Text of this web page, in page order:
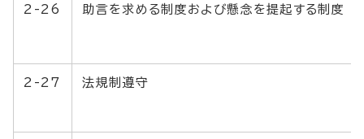
2-26 助言を求める制度および懸念を提起する制度
2-27 法規制遵守